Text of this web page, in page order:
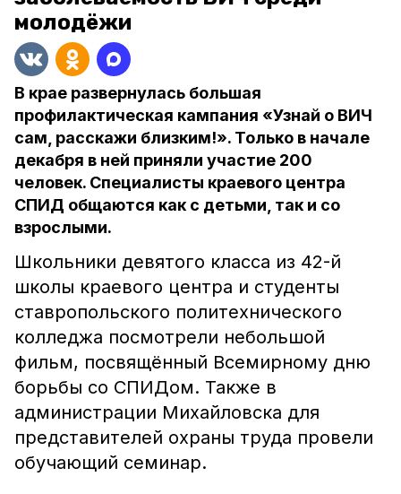
молодёжи
В крае развернулась большая
профилактическая кампания «Узнай о ВИЧ
сам, расскажи близким!». Только в начале
декабря в ней приняли участие 200
человек. Специалисты краевого центра
СПИД общаются как с детьми, так и со
взрослыми.
Школьники девятого класса из 42-й
школы краевого центра и студенты
ставропольского политехнического
колледжа посмотрели небольшой
фильм, посвящённый Всемирному дню
борьбы со СПИДом. Также в
администрации Михайловска для
представителей охраны труда провели
обучающий семинар.